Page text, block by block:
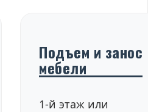
Подъем и занос
мебели
1-й этаж или